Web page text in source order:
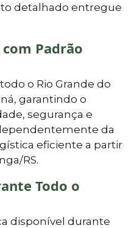
detalhado entregue
Padrão
o Rio Grande do
garantindo o
segurança e
da
eficiente a partir
RS.
Todo o
disponível durante